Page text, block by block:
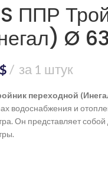
ППР
Ø
$ за 1 штук
переходной
водоснабжения и
Он представляет